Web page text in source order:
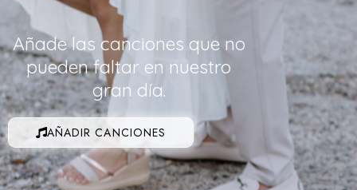
Añade las canciones que no
pueden faltar en nuestro
gran día.
AÑADIR CANCIONES